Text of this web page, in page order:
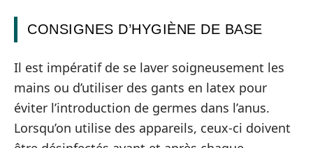
CONSIGNES D’HYGIÈNE DE BASE
Il est impératif de se laver soigneusement les
mains ou d’utiliser des gants en latex pour
éviter l’introduction de germes dans l’anus.
Lorsqu’on utilise des appareils, ceux-ci doivent